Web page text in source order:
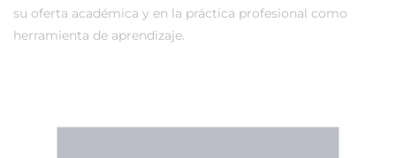
su oferta académica y en la práctica profesional como
herramienta de aprendizaje.